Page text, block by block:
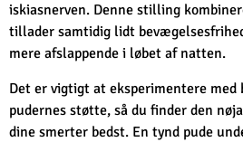
iskiasnerven. Denne stilling
tillader samtidig lidt
mere afslappende i løbet af natten.
Det er vigtigt at eksperimentere med
pudernes støtte, så du finder den
dine smerter bedst. En tynd pude